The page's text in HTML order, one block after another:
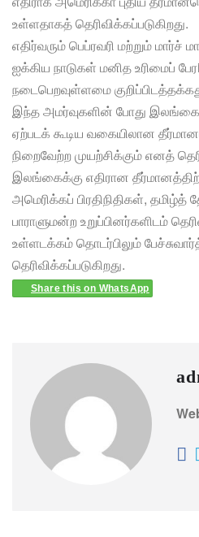
உள்ளதாகத் தெரிவிக்கப்படுகிறது.
எதிர்வரும் பெப்ரவரி மற்றும்
ஐக்கிய நாடுகள் மனித உரிமைப்
நடைபெறவுள்ளமை
இந்த அமர்வுகளின் போது
ஏற்படக் கூடிய வகையிலான
நிறைவேற்ற முயற்சிக்கும் எனத்
இலங்கைக்கு எதிரான
அமெரிக்கப் பிரதிநிதிகள், தமிழ்த்
பாராளுமன்ற உறுப்பினர்களிடம்
உள்ளடக்கம் தொடர்பிலும்
தெரிவிக்கப்படுகிறது.
Share this on WhatsApp